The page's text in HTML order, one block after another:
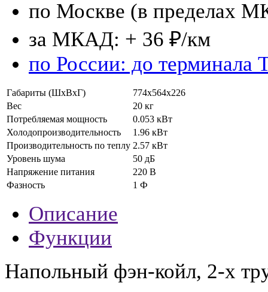
по Москве (в пределах
за МКАД: + 36 ₽/км
по России: до терминала
Габариты (ШхВхГ)
774х564х226
Вес
20 кг
Потребляемая мощность
0.053 кВт
Холодопроизводительность
1.96 кВт
Производительность по теплу 2.57 кВт
Уровень шума
50 дБ
Напряжение питания
220 В
Фазность
1 Ф
Описание
Функции
Напольный фэн-койл, 2-х